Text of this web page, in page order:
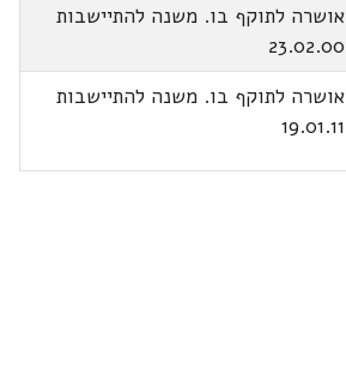
אושרה לתוקף בו. משנה להתיישבות
23.02.00
אושרה לתוקף בו. משנה להתיישבות
19.01.11